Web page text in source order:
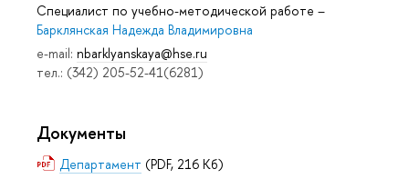
Специалист по учебно-методической работе –
Барклянская Надежда Владимировна
e-mail: nbarklyanskaya@hse.ru
тел.: (342) 205-52-41(6281)
Документы
Департамент (PDF, 216 Кб)